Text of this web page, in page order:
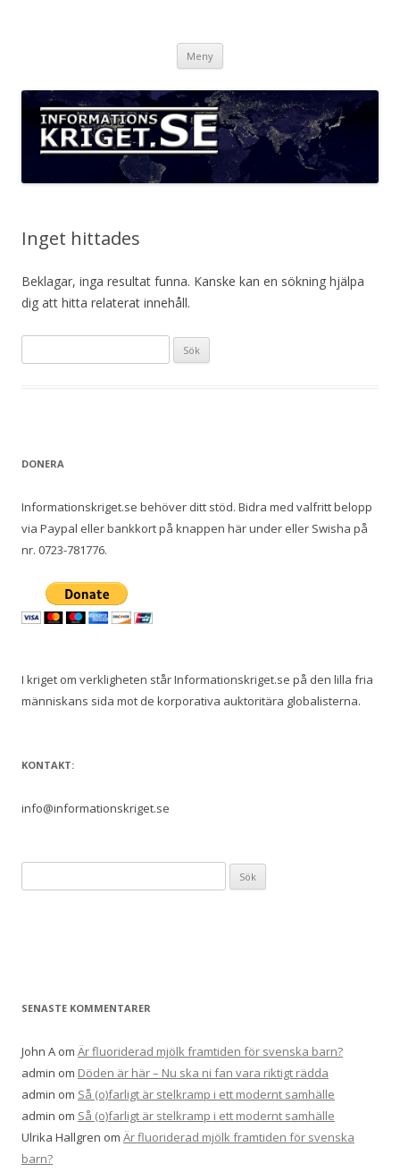
Meny
Inget hittades
Beklagar, inga resultat funna. Kanske kan en sökning hjälpa
dig att hitta relaterat innehåll.
efter:
DONERA
Informationskriget.se behöver ditt stöd. Bidra med valfritt belopp
via Paypal eller bankkort på knappen här under eller Swisha på
nr. 0723-781776.
I kriget om verkligheten står Informationskriget.se på den lilla fria
människans sida mot de korporativa auktoritära globalisterna.
KONTAKT:
info@informationskriget.se
efter:
SENASTE KOMMENTARER
John A om Är fluoriderad mjölk framtiden för svenska barn?
admin om Döden är här – Nu ska ni fan vara riktigt rädda
admin om Så (o)farligt är stelkramp i ett modernt samhälle
admin om Så (o)farligt är stelkramp i ett modernt samhälle
Ulrika Hallgren om Är fluoriderad mjölk framtiden för svenska
barn?